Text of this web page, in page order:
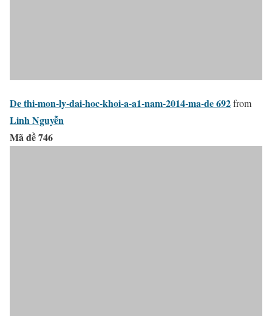
De thi-mon-ly-dai-hoc-khoi-a-a1-nam-2014-ma-de 692from
Linh Nguyễn
Mã đề 746